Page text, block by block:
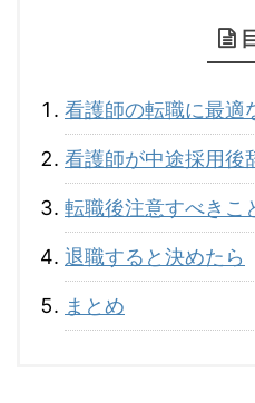
看護師の転職に最適
看護師が中途採用後
転職後注意すべきこ
退職すると決めたら
まとめ